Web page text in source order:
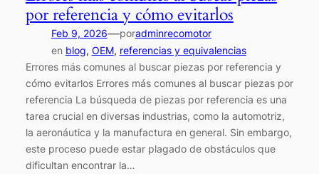
por referencia y cómo evitarlos
Feb 9, 2026—poradminrecomotor
en blog, OEM, referencias y equivalencias
Errores más comunes al buscar piezas por referencia y
cómo evitarlos Errores más comunes al buscar piezas por
referencia La búsqueda de piezas por referencia es una
tarea crucial en diversas industrias, como la automotriz,
la aeronáutica y la manufactura en general. Sin embargo,
este proceso puede estar plagado de obstáculos que
dificultan encontrar la…